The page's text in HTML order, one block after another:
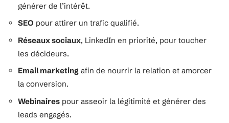
générer de l’intérêt.
SEO pour attirer un trafic qualifié.
Réseaux sociaux, LinkedIn en priorité, pour toucher
les décideurs.
Email marketing afin de nourrir la relation et amorcer
la conversion.
Webinaires pour asseoir la légitimité et générer des
leads engagés.